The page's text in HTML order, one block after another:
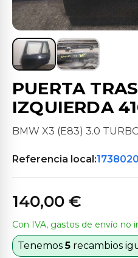
PUERTA
IZQUIERDA
BMW X3 (E83) 3.0
Referencia local:
140,00 €
Con IVA, gastos de envío no
Tenemos5 recambios